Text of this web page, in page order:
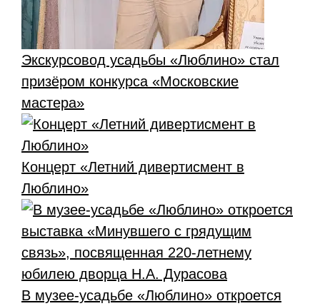
Экскурсовод усадьбы «Люблино» стал
призёром конкурса «Московские
мастера»
Концерт «Летний дивертисмент в
Люблино»
В музее-усадьбе «Люблино» откроется